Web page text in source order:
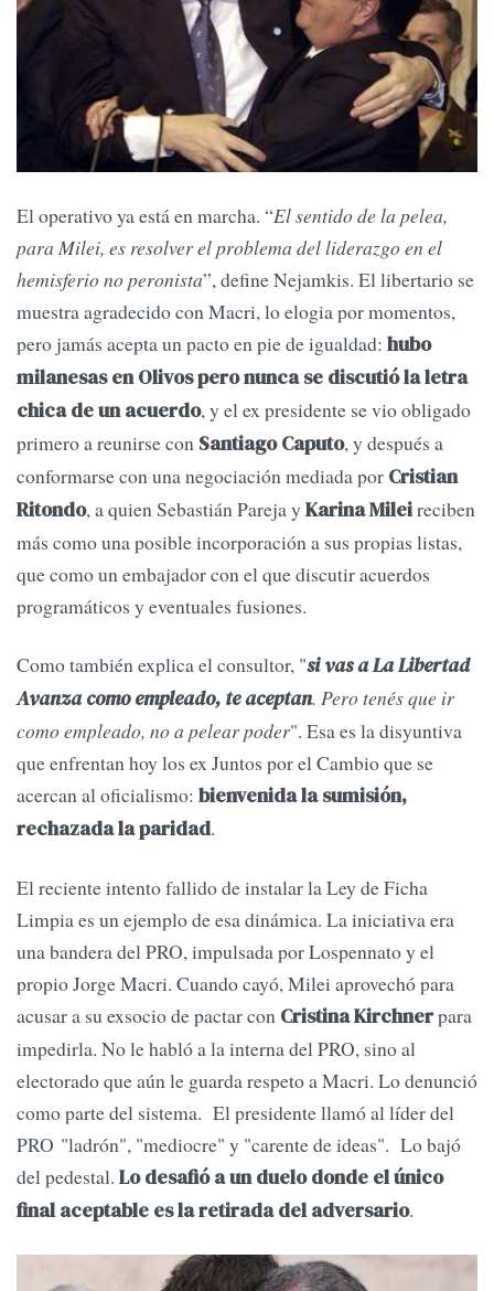
El operativo ya está en marcha. “El sentido de la pelea,
para Milei, es resolver el problema del liderazgo en el
hemisferio no peronista”, define Nejamkis. El libertario se
muestra agradecido con Macri, lo elogia por momentos,
pero jamás acepta un pacto en pie de igualdad: hubo
milanesas en Olivos pero nunca se discutió la letra
chica de un acuerdo, y el ex presidente se vio obligado
primero a reunirse con Santiago Caputo, y después a
conformarse con una negociación mediada por Cristian
Ritondo, a quien Sebastián Pareja y Karina Mileireciben
más como una posible incorporación a sus propias listas,
que como un embajador con el que discutir acuerdos
programáticos y eventuales fusiones.
Como también explica el consultor, "si vas a La Libertad
Avanza como empleado, te aceptan. Pero tenés que ir
como empleado, no a pelear poder". Esa es la disyuntiva
que enfrentan hoy los ex Juntos por el Cambio que se
acercan al oficialismo: bienvenida la sumisión,
rechazada la paridad.
El reciente intento fallido de instalar la Ley de Ficha
Limpia es un ejemplo de esa dinámica. La iniciativa era
una bandera del PRO, impulsada por Lospennato y el
propio Jorge Macri. Cuando cayó, Milei aprovechó para
acusar a su exsocio de pactar con Cristina Kirchnerpara
impedirla. No le habló a la interna del PRO, sino al
electorado que aún le guarda respeto a Macri. Lo denunció
como parte del sistema. El presidente llamó al líder del
PRO "ladrón", "mediocre" y "carente de ideas". Lo bajó
del pedestal. Lo desafió a un duelo donde el único
final aceptable es la retirada del adversario.